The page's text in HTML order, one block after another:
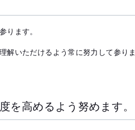
ります。
解いただけるよう常に努力して参りま
を高めるよう努めます。